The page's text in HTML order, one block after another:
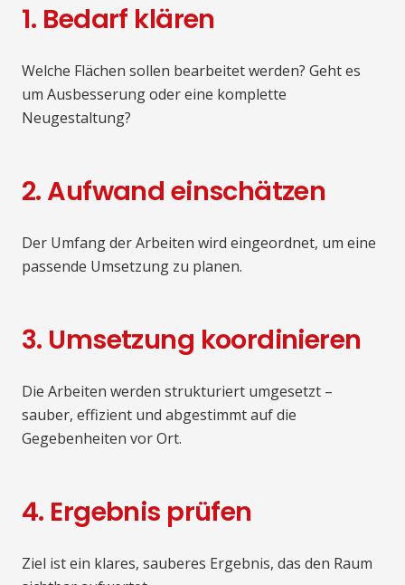
1. Bedarf klären
Welche Flächen sollen bearbeitet werden? Geht es
um Ausbesserung oder eine komplette
Neugestaltung?
2. Aufwand einschätzen
Der Umfang der Arbeiten wird eingeordnet, um eine
passende Umsetzung zu planen.
3. Umsetzung koordinieren
Die Arbeiten werden strukturiert umgesetzt –
sauber, effizient und abgestimmt auf die
Gegebenheiten vor Ort.
4. Ergebnis prüfen
Ziel ist ein klares, sauberes Ergebnis, das den Raum